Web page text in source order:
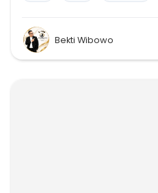
Bekti Wibowo